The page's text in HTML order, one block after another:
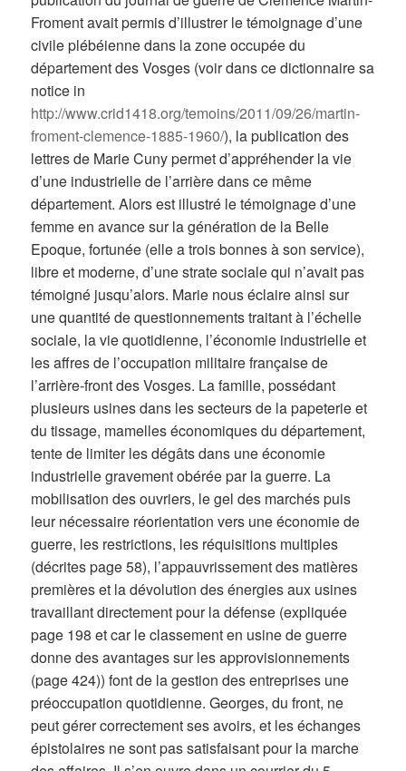
Froment avait permis d’illustrer le témoignage d’une
civile plébéienne dans la zone occupée du
département des Vosges (voir dans ce dictionnaire sa
notice in
http://www.crid1418.org/temoins/2011/09/26/martin-
froment-clemence-1885-1960/), la publication des
lettres de Marie Cuny permet d’appréhender la vie
d’une industrielle de l’arrière dans ce même
département. Alors est illustré le témoignage d’une
femme en avance sur la génération de la Belle
Epoque, fortunée (elle a trois bonnes à son service),
libre et moderne, d’une strate sociale qui n’avait pas
témoigné jusqu’alors. Marie nous éclaire ainsi sur
une quantité de questionnements traitant à l’échelle
sociale, la vie quotidienne, l’économie industrielle et
les affres de l’occupation militaire française de
l’arrière-front des Vosges. La famille, possédant
plusieurs usines dans les secteurs de la papeterie et
du tissage, mamelles économiques du département,
tente de limiter les dégâts dans une économie
industrielle gravement obérée par la guerre. La
mobilisation des ouvriers, le gel des marchés puis
leur nécessaire réorientation vers une économie de
guerre, les restrictions, les réquisitions multiples
(décrites page 58), l’appauvrissement des matières
premières et la dévolution des énergies aux usines
travaillant directement pour la défense (expliquée
page 198 et car le classement en usine de guerre
donne des avantages sur les approvisionnements
(page 424)) font de la gestion des entreprises une
préoccupation quotidienne. Georges, du front, ne
peut gérer correctement ses avoirs, et les échanges
épistolaires ne sont pas satisfaisant pour la marche